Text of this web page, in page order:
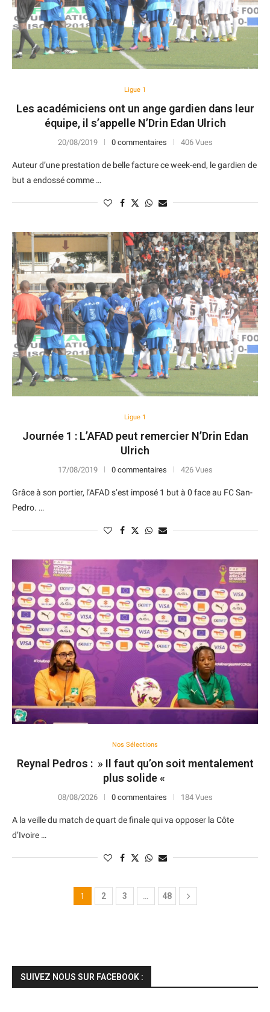
Ligue 1
Les académiciens ont un ange gardien dans leur
équipe, il s’appelle N’Drin Edan Ulrich
20/08/2019 0 commentaires 406 Vues
Auteur d’une prestation de belle facture ce week-end, le gardien de
but a endossé comme …
Ligue 1
Journée 1 : L’AFAD peut remercier N’Drin Edan
Ulrich
17/08/2019 0 commentaires 426 Vues
Grâce à son portier, l’AFAD s’est imposé 1 but à 0 face au FC San-
Pedro. …
Nos Sélections
Reynal Pedros : » Il faut qu’on soit mentalement
plus solide «
08/08/2026 0 commentaires 184 Vues
A la veille du match de quart de finale qui va opposer la Côte
d’Ivoire …
1 2 3 … 48
SUIVEZ NOUS SUR FACEBOOK :